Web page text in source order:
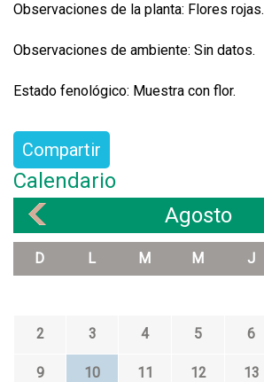
Observaciones de la planta: Flores rojas.
Observaciones de ambiente: Sin datos.
Estado fenológico: Muestra con flor.
Compartir
Calendario
Agosto
D L M M J
2 3 4 5 6
9 10 11 12 13